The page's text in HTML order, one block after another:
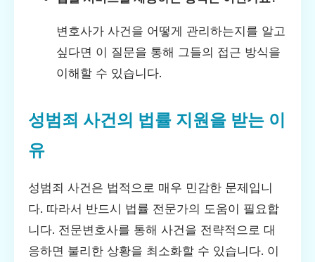
변호사가 사건을 어떻게 관리하는지를 알고
싶다면 이 질문을 통해 그들의 접근 방식을
이해할 수 있습니다.
성범죄 사건의 법률 지원을 받는 이
유
성범죄 사건은 법적으로 매우 민감한 문제입니
다. 따라서 반드시 법률 전문가의 도움이 필요합
니다. 전문변호사를 통해 사건을 전략적으로 대
응하면 불리한 상황을 최소화할 수 있습니다. 이